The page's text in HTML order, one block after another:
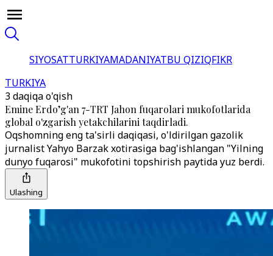
SIYOSATTURKIYAMADANIYATBU QIZIQFIKR
TURKIYA
3 daqiqa o'qish
Emine Erdo’g'an 7-TRT Jahon fuqarolari mukofotlarida
global o'zgarish yetakchilarini taqdirladi.
Oqshomning eng ta'sirli daqiqasi, o'ldirilgan gazolik
jurnalist Yahyo Barzak xotirasiga bag'ishlangan "Yilning
dunyo fuqarosi" mukofotini topshirish paytida yuz berdi.
Ulashing